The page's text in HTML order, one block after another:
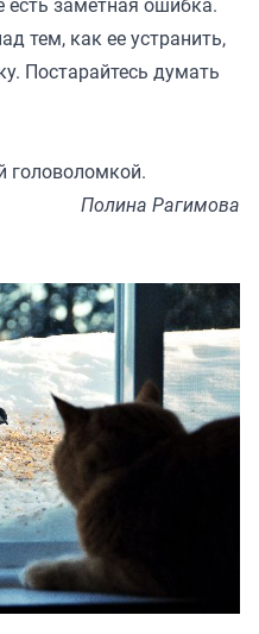
есть заметная ошибка.
тем, как ее устранить,
Постарайтесь думать
головоломкой.
Полина Рагимова